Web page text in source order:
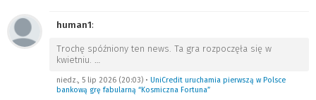
human1:
Trochę spóźniony ten news. Ta gra rozpoczęła się w
kwietniu.
niedz., 5 lip 2026 (20:03) • UniCredit uruchamia pierwszą w Polsce
bankową grę fabularną “Kosmiczna Fortuna”